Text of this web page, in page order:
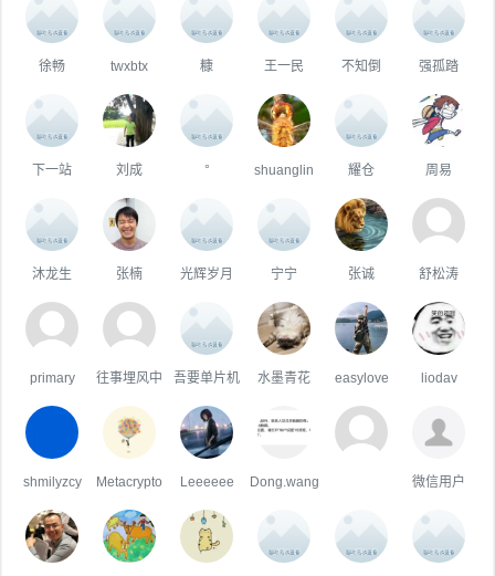
徐畅 twxbtx 糠 王一民 不知倒 强孤踏
下一站 刘成 ° shuanglin 耀仓 周易
沐龙生 张楠 光辉岁月 宁宁 张诚 舒松涛
primary 往事埋风中 吾要单片机 水墨青花 easylove liodav
shmilyzcy Metacrypto Leeeeee Dong.wang 微信用户